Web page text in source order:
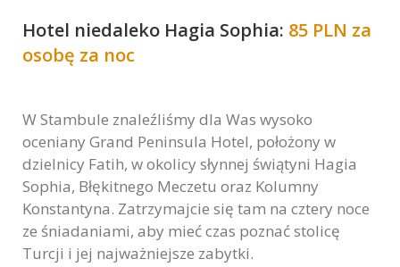
Hotel niedaleko Hagia Sophia: 85 PLN za
osobę za noc
W Stambule znaleźliśmy dla Was wysoko
oceniany Grand Peninsula Hotel, położony w
dzielnicy Fatih, w okolicy słynnej świątyni Hagia
Sophia, Błękitnego Meczetu oraz Kolumny
Konstantyna. Zatrzymajcie się tam na cztery noce
ze śniadaniami, aby mieć czas poznać stolicę
Turcji i jej najważniejsze zabytki.